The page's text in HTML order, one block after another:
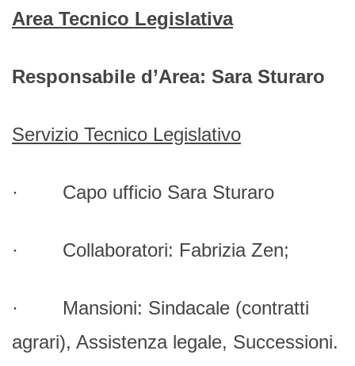
Area Tecnico Legislativa
Responsabile d’Area: Sara Sturaro
Servizio Tecnico Legislativo
· Capo ufficio Sara Sturaro
· Collaboratori: Fabrizia Zen;
· Mansioni: Sindacale (contratti
agrari), Assistenza legale, Successioni.